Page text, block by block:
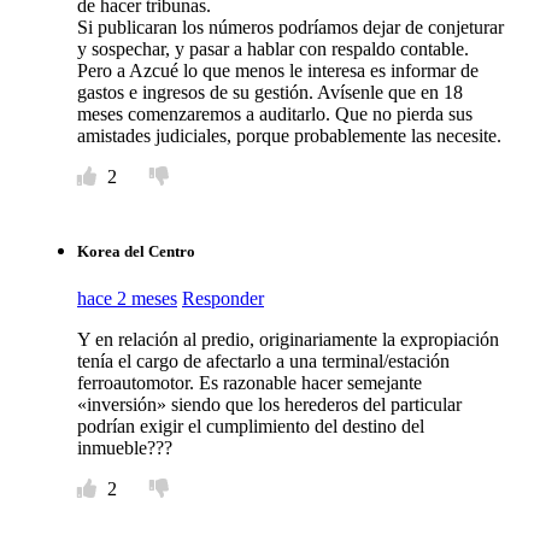
de hacer tribunas.
Si publicaran los números podríamos dejar de conjeturar
y sospechar, y pasar a hablar con respaldo contable.
Pero a Azcué lo que menos le interesa es informar de
gastos e ingresos de su gestión. Avísenle que en 18
meses comenzaremos a auditarlo. Que no pierda sus
amistades judiciales, porque probablemente las necesite.
2
Korea del Centro
hace 2 meses Responder
Y en relación al predio, originariamente la expropiación
tenía el cargo de afectarlo a una terminal/estación
ferroautomotor. Es razonable hacer semejante
«inversión» siendo que los herederos del particular
podrían exigir el cumplimiento del destino del
inmueble???
2